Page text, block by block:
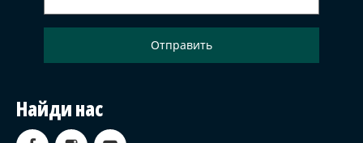
Найди нас